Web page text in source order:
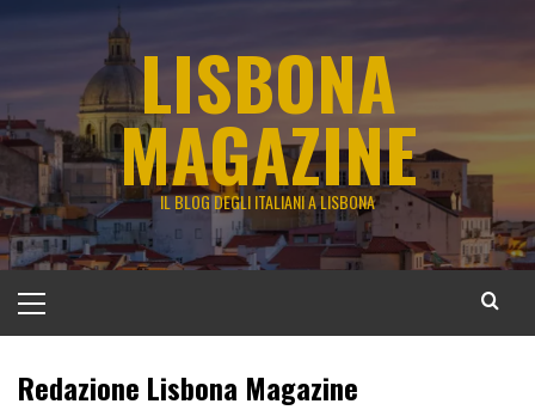
LISBONA
MAGAZINE
IL BLOG DEGLI ITALIANI A LISBONA
principale
Redazione Lisbona Magazine